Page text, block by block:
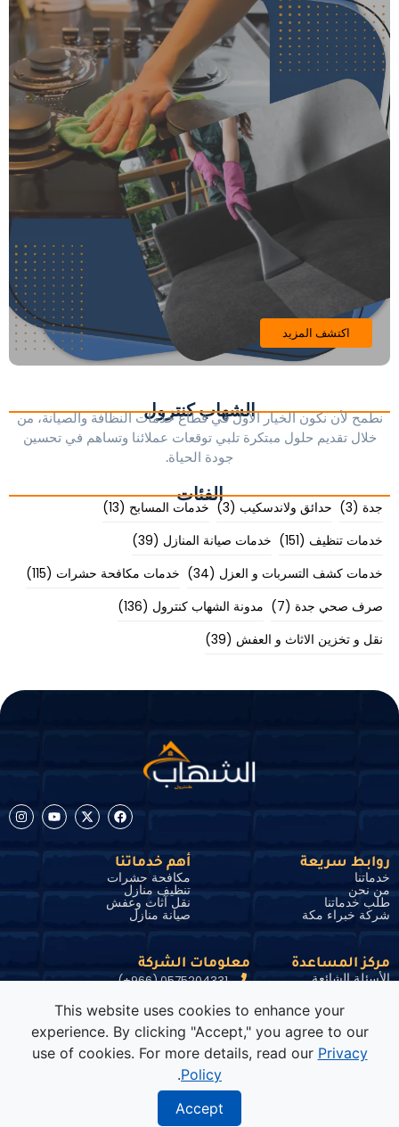
0575204331
الشهاب كنترول
نطمح لأن نكون الخيار الأول في قطاع خدمات النظافة والصيانة، من
خلال تقديم حلول مبتكرة تلبي توقعات عملائنا وتساهم في تحسين
جودة الحياة.
اكتشف المزيد
الفئات
جدة (3) حدائق ولاندسكيب (3) خدمات المسابح (13)
خدمات تنظيف (151) خدمات صيانة المنازل (39)
خدمات كشف التسربات و العزل (34) خدمات مكافحة حشرات (115)
صرف صحي جدة (7) مدونة الشهاب كنترول (136)
نقل و تخزين الاثاث و العفش (39)
روابط سريعة
خدماتنا
من نحن
طلب خدماتنا
شركة خبراء مكة
أهم خدماتنا
مكافحة حشرات
تنظيف منازل
نقل آثاث وعفش
صيانة منازل
مركز المساعدة
الأسئلة الشائعة
معلومات الشركة
0575204331 (966+)
info@shehab-control.net
مكة المكرمة، 3667 شارع ابراهيم الجفالي,
24372
كافة الحقوق محفوظة © لشركةالشهاب كنترول
This website uses cookies to enhance your
experience. By clicking "Accept," you agree to our
use of cookies. For more details, read our Privacy
Policy
.
Accept